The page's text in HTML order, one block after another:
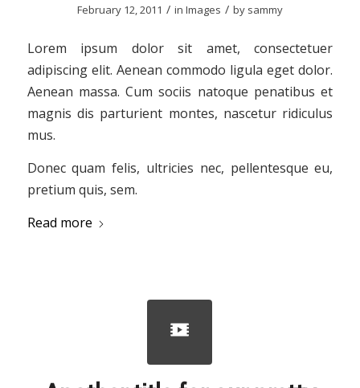
February 12, 2011 / in Images / by sammy
Lorem ipsum dolor sit amet, consectetuer
adipiscing elit. Aenean commodo ligula eget dolor.
Aenean massa. Cum sociis natoque penatibus et
magnis dis parturient montes, nascetur ridiculus
mus.
Donec quam felis, ultricies nec, pellentesque eu,
pretium quis, sem.
Read more